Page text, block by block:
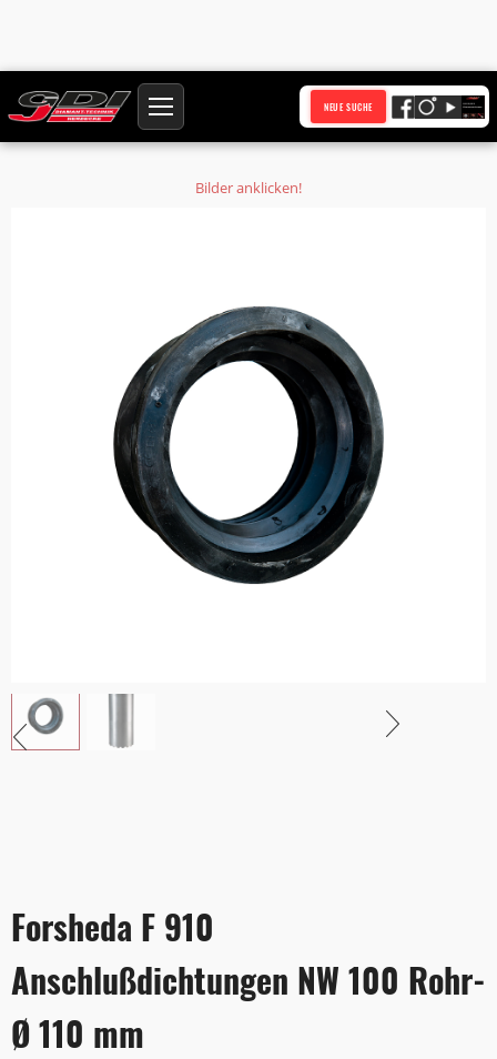
NEUE SUCHE
Startseite
Produkte
Forsheda F 910 Anschlußdichtungen NW 100 Rohr-Ø 110 mmPVC HD-PE
nach DIN 19534 DIN 16963 SML Rohre
Bilder anklicken!
Forsheda F 910
Anschlußdichtungen NW 100 Rohr-
Ø 110 mm